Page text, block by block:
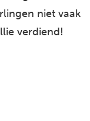
niet vaak
verdiend!